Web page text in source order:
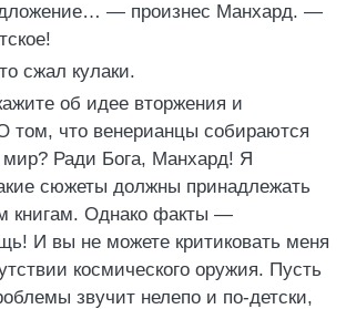
— произнес Манхард. —
сжал кулаки.
об идее вторжения и
том, что венерианцы собираются
Ради Бога, Манхард! Я
сюжеты должны принадлежать
книгам. Однако факты —
И вы не можете критиковать меня
космического оружия. Пусть
звучит нелепо и по-детски,